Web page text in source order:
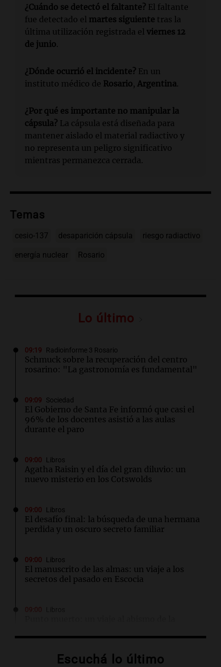
¿Cuándo se detectó el faltante? El faltante
fue detectado el martes siguiente tras la
última utilización registrada el viernes 12
de junio.
¿Dónde ocurrió el incidente? En un
instituto médico de Rosario, Argentina.
¿Por qué es importante no manipular la
cápsula? La cápsula está diseñada para
mantener aislado el material radiactivo y
no representa un peligro significativo
mientras permanezca cerrada.
Temas
cesio-137 desaparición cápsula riesgo radiactivo
energía nuclear Rosario
Lo último
09:19 Radioinforme 3 Rosario
Schmuck sobre la recuperación del centro
rosarino: "La gastronomía es fundamental"
09:09 Sociedad
El Gobierno de Santa Fe informó que casi el
96% de los docentes asistió a las aulas
durante el paro
09:00 Libros
Agatha Raisin y el día del gran diluvio: un
nuevo misterio en los Cotswolds
09:00 Libros
El desafío final: la búsqueda de una hermana
perdida y un oscuro secreto familiar
09:00 Libros
El manuscrito de las almas: un viaje a los
secretos del pasado en Escocia
LibrosEscuchá lo último